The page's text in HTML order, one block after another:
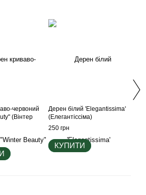
червоний
(Вінтер
Дерен білий 'Elegantissima'
(Елегантіссіма)
250 грн
КУПИТИ